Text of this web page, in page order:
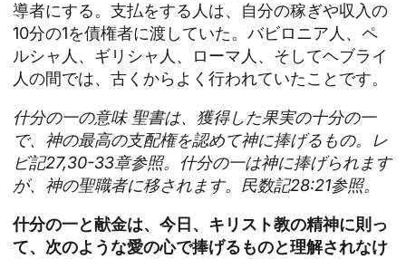
導者にする。支払をする人は、自分の稼ぎや収入の
10分の1を債権者に渡していた。バビロニア人、ペ
ルシャ人、ギリシャ人、ローマ人、そしてヘブライ
人の間では、古くからよく行われていたことです。
什分の一の意味 聖書は、獲得した果実の十分の一
で、神の最高の支配権を認めて神に捧げるもの。レ
ビ記27,30-33章参照。什分の一は神に捧げられます
が、神の聖職者に移されます。民数記28:21参照。
什分の一と献金は、今日、キリスト教の精神に則っ
て、次のような愛の心で捧げるものと理解されなけ